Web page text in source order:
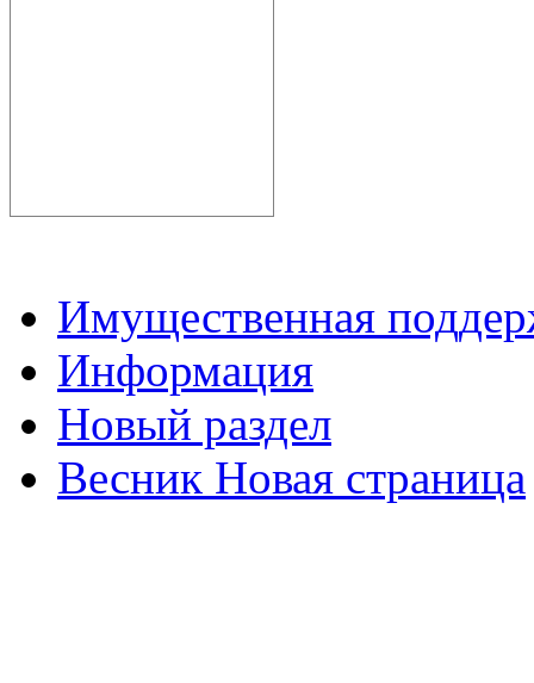
Имущественная
Информация
Новый раздел
Весник Новая страница